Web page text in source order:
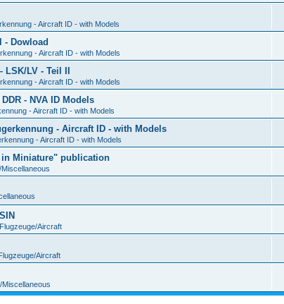
- Aircraft ID - with Models
- Dowload
- Aircraft ID - with Models
LV - Teil II
- Aircraft ID - with Models
- NVA ID Models
- Aircraft ID - with Models
- Aircraft ID - with Models
- Aircraft ID - with Models
in Miniature" publication
Flugzeuge/Aircraft
Aircraft